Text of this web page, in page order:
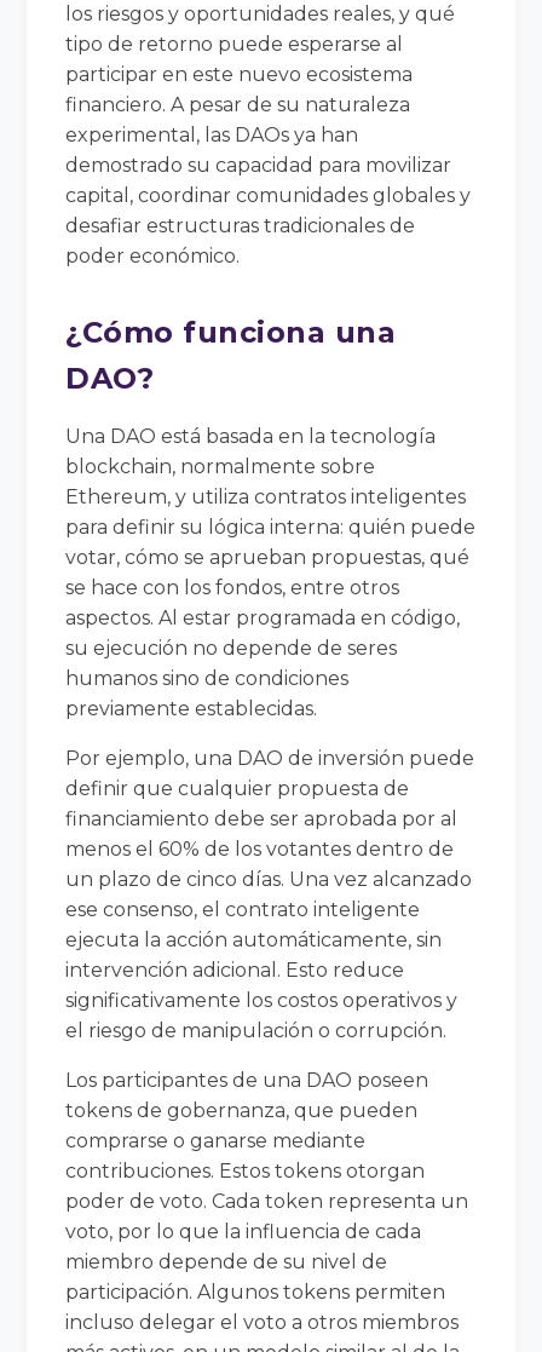
los riesgos y oportunidades reales, y qué
tipo de retorno puede esperarse al
participar en este nuevo ecosistema
financiero. A pesar de su naturaleza
experimental, las DAOs ya han
demostrado su capacidad para movilizar
capital, coordinar comunidades globales y
desafiar estructuras tradicionales de
poder económico.
¿Cómo funciona una
DAO?
Una DAO está basada en la tecnología
blockchain, normalmente sobre
Ethereum, y utiliza contratos inteligentes
para definir su lógica interna: quién puede
votar, cómo se aprueban propuestas, qué
se hace con los fondos, entre otros
aspectos. Al estar programada en código,
su ejecución no depende de seres
humanos sino de condiciones
previamente establecidas.
Por ejemplo, una DAO de inversión puede
definir que cualquier propuesta de
financiamiento debe ser aprobada por al
menos el 60% de los votantes dentro de
un plazo de cinco días. Una vez alcanzado
ese consenso, el contrato inteligente
ejecuta la acción automáticamente, sin
intervención adicional. Esto reduce
significativamente los costos operativos y
el riesgo de manipulación o corrupción.
Los participantes de una DAO poseen
tokens de gobernanza, que pueden
comprarse o ganarse mediante
contribuciones. Estos tokens otorgan
poder de voto. Cada token representa un
voto, por lo que la influencia de cada
miembro depende de su nivel de
participación. Algunos tokens permiten
incluso delegar el voto a otros miembros